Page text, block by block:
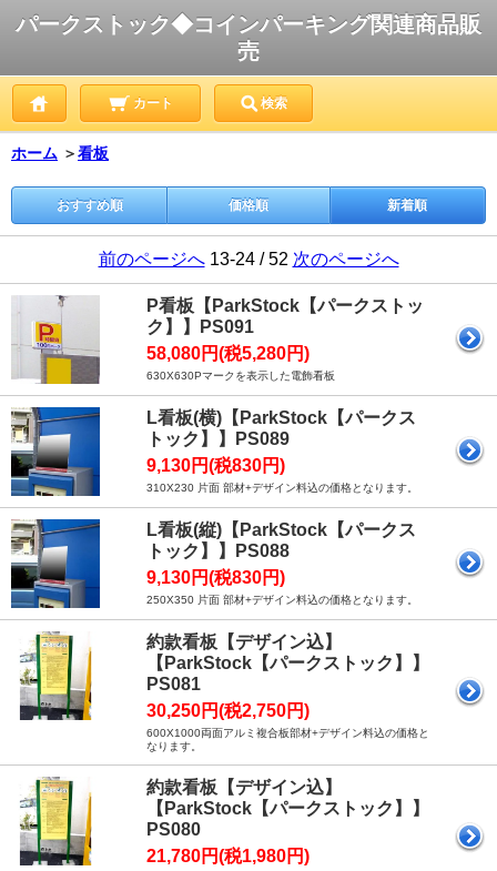
パークストック◆コインパーキング関連商品販
売
カート 検索
ホーム ＞看板
おすすめ順 価格順 新着順
前のページへ13-24 / 52 次のページへ
P看板【ParkStock【パークストッ
ク】】PS091
58,080円(税5,280円)
630X630Pマークを表示した電飾看板
L看板(横)【ParkStock【パークス
トック】】PS089
9,130円(税830円)
310X230 片面 部材+デザイン料込の価格となります。
L看板(縦)【ParkStock【パークス
トック】】PS088
9,130円(税830円)
250X350 片面 部材+デザイン料込の価格となります。
約款看板【デザイン込】
【ParkStock【パークストック】】
PS081
30,250円(税2,750円)
600X1000両面アルミ複合板部材+デザイン料込の価格と
なります。
約款看板【デザイン込】
【ParkStock【パークストック】】
PS080
21,780円(税1,980円)